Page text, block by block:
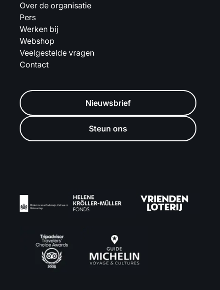
Over de organisatie
Pers
Werken bij
Webshop
Veelgestelde vragen
Contact
Nieuwsbrief
Steun ons